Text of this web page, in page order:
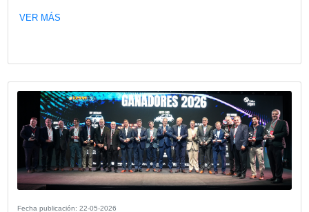
Fecha publicación: 04-06-2026
KIA Argentina. Astara, nuevo
Renault en Chile
Astara asumirá el rol de importador y distribuidor oficial
una red comercial renovada para la distribución de una
de productos.